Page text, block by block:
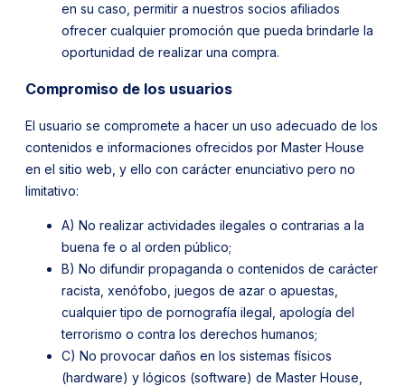
en su caso, permitir a nuestros socios afiliados
ofrecer cualquier promoción que pueda brindarle la
oportunidad de realizar una compra.
Compromiso de los usuarios
El usuario se compromete a hacer un uso adecuado de los
contenidos e informaciones ofrecidos por Master House
en el sitio web, y ello con carácter enunciativo pero no
limitativo:
A) No realizar actividades ilegales o contrarias a la
buena fe o al orden público;
B) No difundir propaganda o contenidos de carácter
racista, xenófobo, juegos de azar o apuestas,
cualquier tipo de pornografía ilegal, apología del
terrorismo o contra los derechos humanos;
C) No provocar daños en los sistemas físicos
(hardware) y lógicos (software) de Master House,